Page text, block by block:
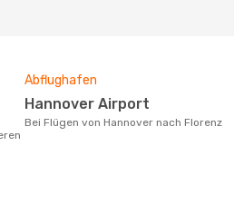
Abflughafen
Hannover Airport
Bei Flügen von Hannover nach Florenz